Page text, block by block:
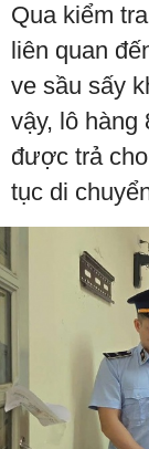
Qua kiểm
liên quan
ve sầu sấy
vậy, lô hàng
được trả
tục di